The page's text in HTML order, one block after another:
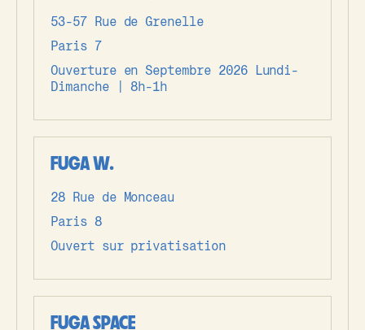
53-57 Rue de Grenelle
Paris 7
Ouverture en Septembre 2026 Lundi-
Dimanche | 8h-1h
FUGA W.
28 Rue de Monceau
Paris 8
Ouvert sur privatisation
FUGA SPACE